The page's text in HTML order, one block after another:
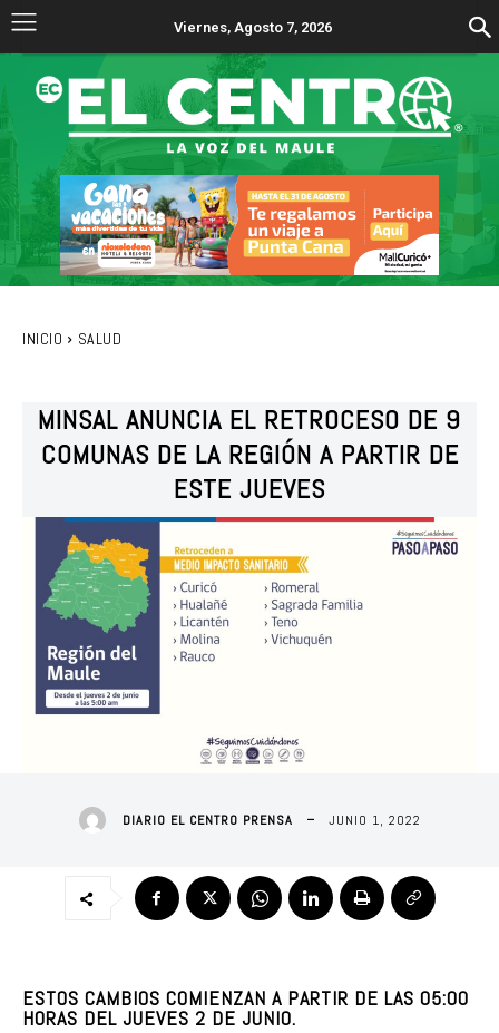
Viernes, Agosto 7, 2026
INICIO SALUD
MINSAL ANUNCIA EL RETROCESO DE 9
COMUNAS DE LA REGIÓN A PARTIR DE
ESTE JUEVES
DIARIO EL CENTRO PRENSA JUNIO 1, 2022
ESTOS CAMBIOS COMIENZAN A PARTIR DE LAS 05:00
HORAS DEL JUEVES 2 DE JUNIO.